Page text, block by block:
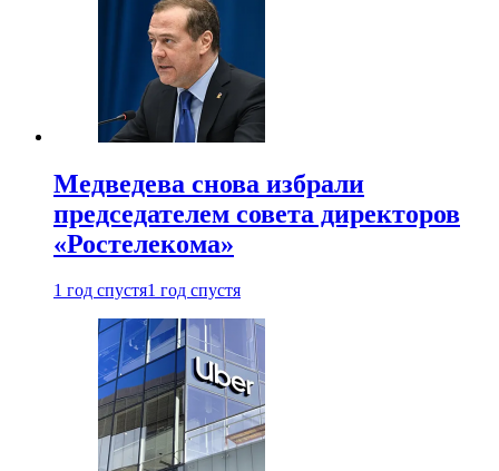
Медведева снова избрали
председателем совета директоров
«Ростелекома»
1 год спустя1 год спустя